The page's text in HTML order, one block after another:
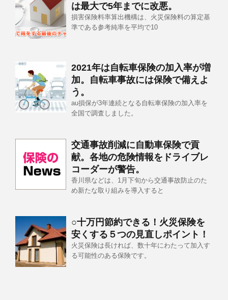
は最大で5年までに改悪。
損害保険料率算出機構は、火災保険料の算定基
準である参考純率を平均で10
2021年は自転車保険の加入率が増
加。自転車事故には保険で備えよ
う。
au損保が3年連続となる自転車保険の加入率を
全国で調査しました。
交通事故削減に自動車保険で貢
献。各地の危険情報をドライブレ
コーダーが警告。
香川県などは、1月下旬から交通事故防止のた
め新たな取り組みを導入すると
○十万円節約できる！火災保険を
安くする５つの見直しポイント！
火災保険は長ければ、数十年にわたって加入す
る可能性のある保険です。